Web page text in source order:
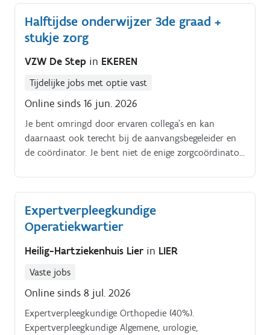
van het energieverbruik in diverse gebouwen Je
maakt deel uit van de interne bouwploeg en werkt
in team Je gaat soms op pad met collega’s van de
gerelateerde opdrachten uit te voeren.
Halftijdse onderwijzer 3de graad +
stukje zorg
VZW De Step in EKEREN
Tijdelijke jobs met optie vast
Online sinds 16 jun. 2026
Je bent omringd door ervaren collega's en kan
daarnaast ook terecht bij de aanvangsbegeleider en
de coördinator. Je bent niet de enige zorgcoördinator
Expertverpleegkundige
Operatiekwartier
Heilig-Hartziekenhuis Lier in LIER
Vaste jobs
Online sinds 8 jul. 2026
Expertverpleegkundige Orthopedie (40%).
Expertverpleegkundige Algemene, urologie,